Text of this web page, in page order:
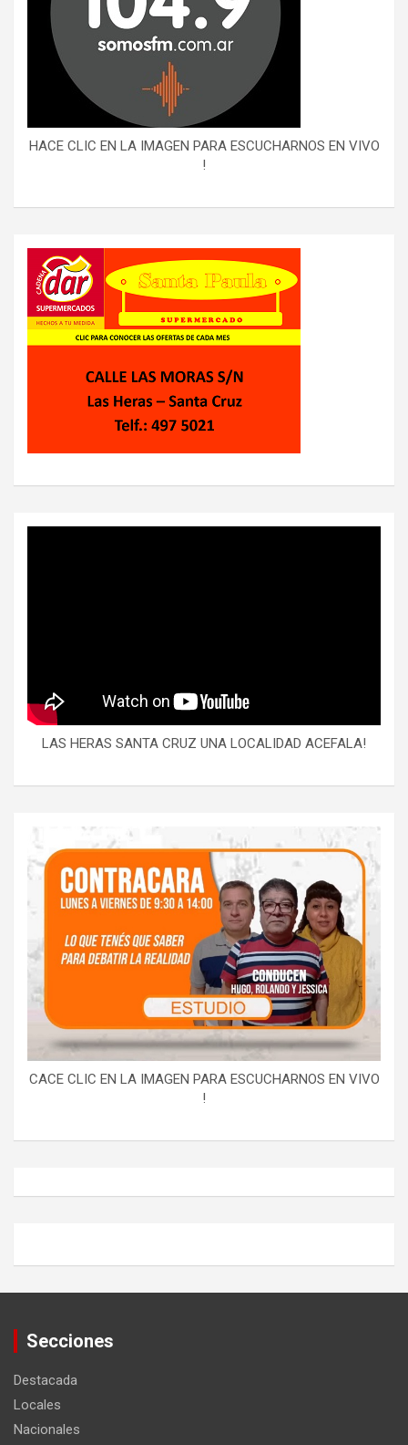
HACE CLIC EN LA IMAGEN PARA ESCUCHARNOS EN VIVO
!
LAS HERAS SANTA CRUZ UNA LOCALIDAD ACEFALA!
CACE CLIC EN LA IMAGEN PARA ESCUCHARNOS EN VIVO
!
Secciones
Destacada
Locales
Nacionales